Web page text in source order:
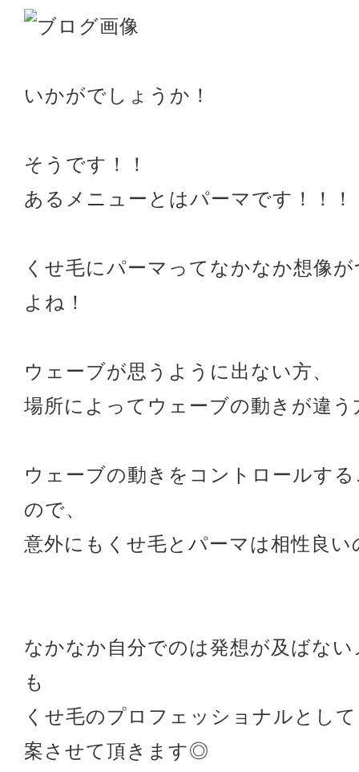
いかがでしょうか！
そうです！！
あるメニューとはパーマです！！！
くせ毛にパーマってなかなか想像
よね！
ウェーブが思うように出ない方、
場所によってウェーブの動きが違う
ウェーブの動きをコントロールす
ので、
意外にもくせ毛とパーマは相性良い
なかなか自分でのは発想が及ばな
も
くせ毛のプロフェッショナルとし
案させて頂きます◎